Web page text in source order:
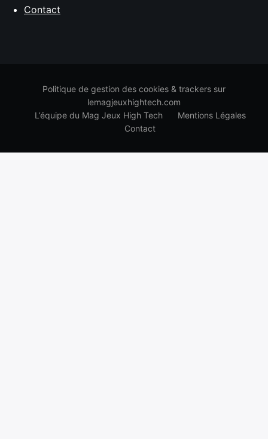
Contact
Politique de gestion des cookies & trackers sur
lemagjeuxhightech.com
L’équipe du Mag Jeux High Tech
Mentions Légales
Contact